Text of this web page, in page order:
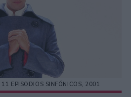
EPISODIOS SINFÓNICOS, 2001